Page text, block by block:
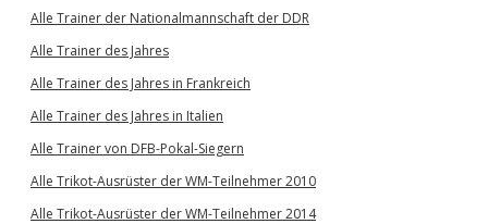
Alle Trainer der Nationalmannschaft der DDR
Alle Trainer des Jahres
Alle Trainer des Jahres in Frankreich
Alle Trainer des Jahres in Italien
Alle Trainer von DFB-Pokal-Siegern
Alle Trikot-Ausrüster der WM-Teilnehmer 2010
Alle Trikot-Ausrüster der WM-Teilnehmer 2014